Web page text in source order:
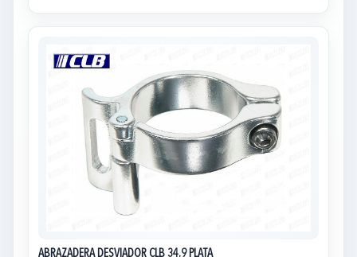
ABRAZADERA DESVIADOR CLB 34.9 PLATA